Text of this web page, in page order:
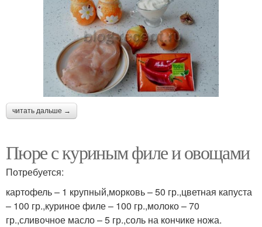
читать дальше →
Пюре с куриным филе и овощами
Потребуется:
картофель – 1 крупный,морковь – 50 гр.,цветная капуста
– 100 гр.,куриное филе – 100 гр.,молоко – 70
гр.,сливочное масло – 5 гр.,соль на кончике ножа.